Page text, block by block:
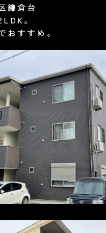
鎌倉台
。
おすすめ。